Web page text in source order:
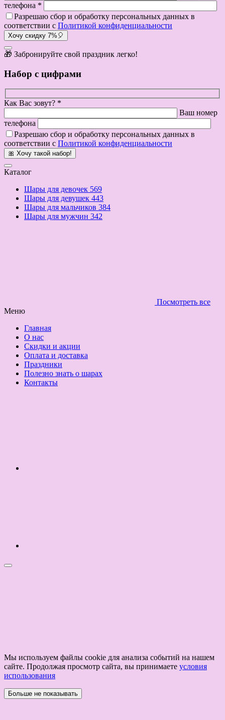
телефона *
Разрешаю сбор и обработку персональных данных в
соответствии с Политикой конфиденциальности
Хочу скидку 7%🎈
🎁 Забронируйте свой праздник легко!
Набор с цифрами
Как Вас зовут? *
Ваш номер
телефона
Разрешаю сбор и обработку персональных данных в
соответствии с Политикой конфиденциальности
🎀 Хочу такой набор!
Каталог
Шары для девочек 569
Шары для девушек 443
Шары для мальчиков 384
Шары для мужчин 342
Посмотреть все
Меню
Главная
О нас
Скидки и акции
Оплата и доставка
Праздники
Полезно знать о шарах
Контакты
Мы используем файлы cookie для анализа событий на нашем
сайте. Продолжая просмотр сайта, вы принимаете условия
использования
Больше не показывать